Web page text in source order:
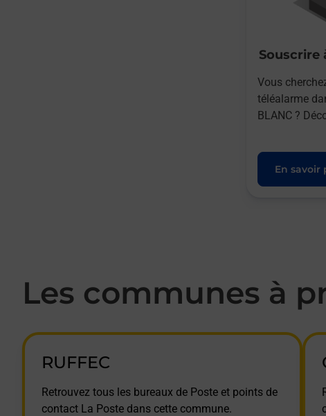
Souscrire
Vous
téléalarme
BLANC ?
En savoir
Les communes à
RUFFEC
Retrouvez tous les bureaux de Poste et points de
contact La Poste dans cette commune.